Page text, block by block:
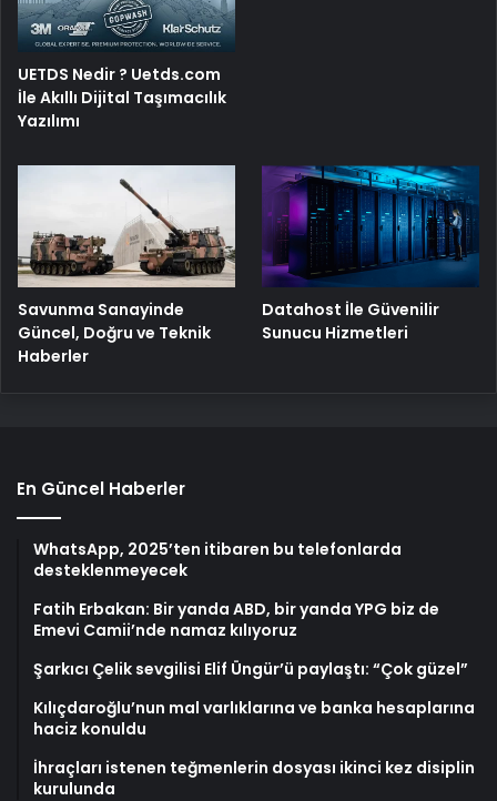
UETDS Nedir ? Uetds.com
İle Akıllı Dijital Taşımacılık
Yazılımı
Savunma Sanayinde
Güncel, Doğru ve Teknik
Haberler
Datahost İle Güvenilir
Sunucu Hizmetleri
En Güncel Haberler
WhatsApp, 2025’ten itibaren bu telefonlarda
desteklenmeyecek
Fatih Erbakan: Bir yanda ABD, bir yanda YPG biz de
Emevi Camii’nde namaz kılıyoruz
Şarkıcı Çelik sevgilisi Elif Üngür’ü paylaştı: “Çok güzel”
Kılıçdaroğlu’nun mal varlıklarına ve banka hesaplarına
haciz konuldu
İhraçları istenen teğmenlerin dosyası ikinci kez disiplin
kurulunda